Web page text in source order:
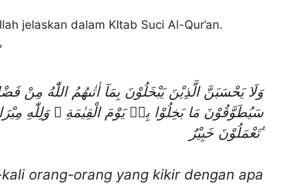
jelaskan dalam KItab Suci Al-Qur’an.
وَلَا يَحْسَبَنَّ الَّذِيْنَ يَبْخَلُوْنَ بِمَآ اٰتٰىهُمُ اللّٰهُ
سَيُطَوَّقُوْنَ مَا بَخِلُوْا بِهٖ يَوْمَ الْقِيٰمَةِ ۗ وَلِلّٰهِ
تَعْمَلُوْنَ خَبِيْرٌ ࣖ
orang-orang yang kikir dengan apa